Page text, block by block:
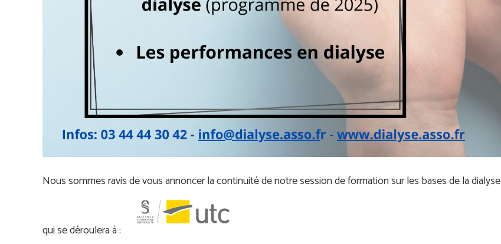
Nous sommes ravis de vous annoncer la continuité de notre session de formation sur les bases de la dialyse
qui se déroulera à :